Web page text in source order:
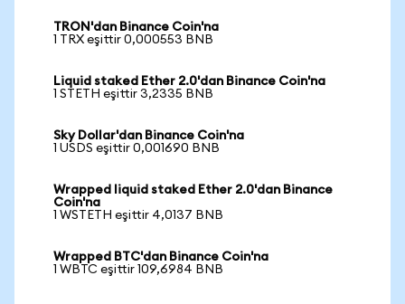
TRON'dan Binance Coin'na
1 TRX eşittir 0,000553 BNB
Liquid staked Ether 2.0'dan Binance Coin'na
1 STETH eşittir 3,2335 BNB
Sky Dollar'dan Binance Coin'na
1 USDS eşittir 0,001690 BNB
Wrapped liquid staked Ether 2.0'dan Binance
Coin'na
1 WSTETH eşittir 4,0137 BNB
Wrapped BTC'dan Binance Coin'na
1 WBTC eşittir 109,6984 BNB